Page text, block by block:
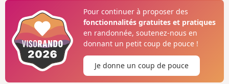
Pour continuer à proposer des
fonctionnalités gratuites et pratiques
en randonnée, soutenez-nous en
donnant un petit coup de pouce !
Je donne un coup de pouce